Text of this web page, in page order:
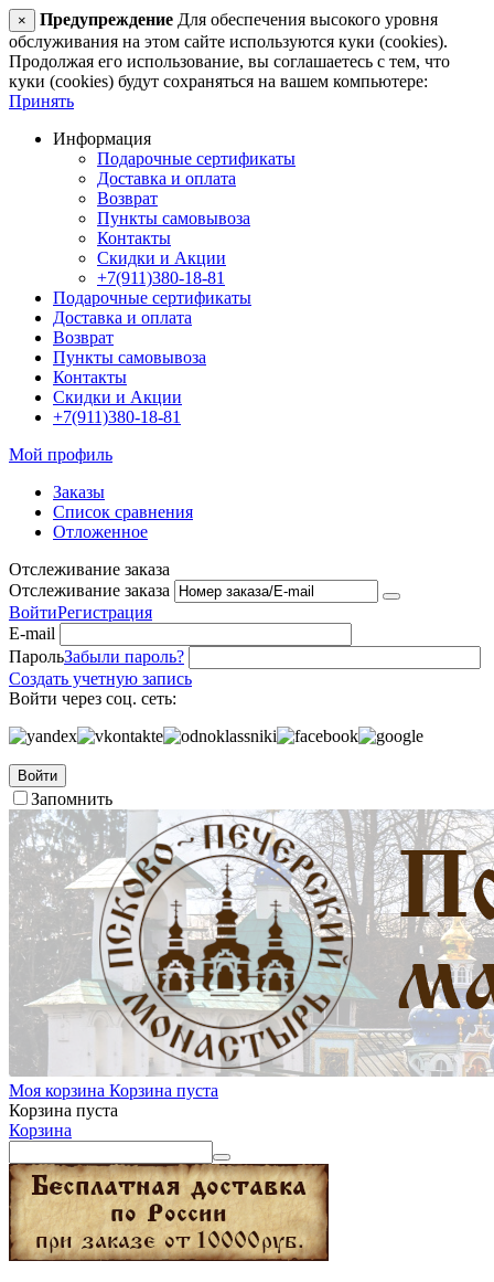
× Предупреждение Для обеспечения высокого уровня
обслуживания на этом сайте используются куки (cookies).
Продолжая его использование, вы соглашаетесь с тем, что
куки (cookies) будут сохраняться на вашем компьютере:
Принять
Информация
Подарочные сертификаты
Доставка и оплата
Возврат
Пункты самовывоза
Контакты
Скидки и Акции
+7(911)380-18-81
Подарочные сертификаты
Доставка и оплата
Возврат
Пункты самовывоза
Контакты
Скидки и Акции
+7(911)380-18-81
Мой профиль
Заказы
Список сравнения
Отложенное
Отслеживание заказа
Отслеживание заказа
ВойтиРегистрация
E-mail
ПарольЗабыли пароль?
Создать учетную запись
Войти через соц. сеть:
Войти
Запомнить
Моя корзина Корзина пуста
Корзина пуста
Корзина